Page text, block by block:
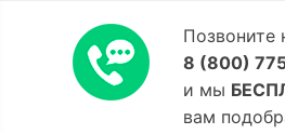
Позвоните
8 (800)
и мы
вам